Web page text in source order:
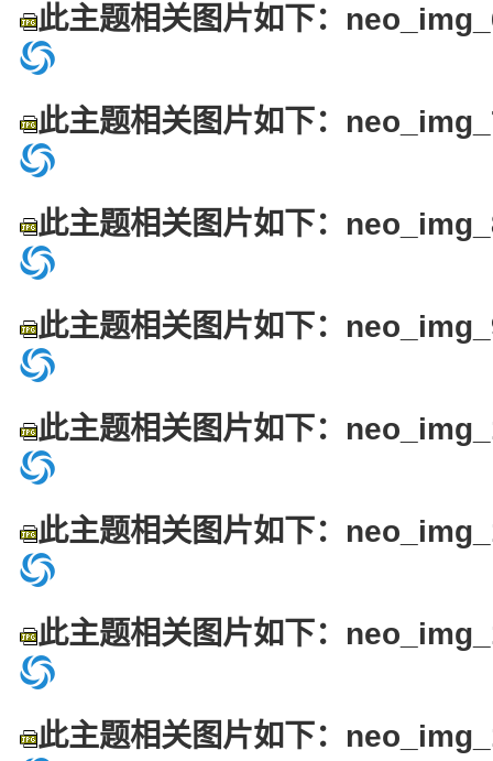
此主题相关图片如下：
此主题相关图片如下：
此主题相关图片如下：
此主题相关图片如下：
此主题相关图片如下：
此主题相关图片如下：
此主题相关图片如下：
此主题相关图片如下：